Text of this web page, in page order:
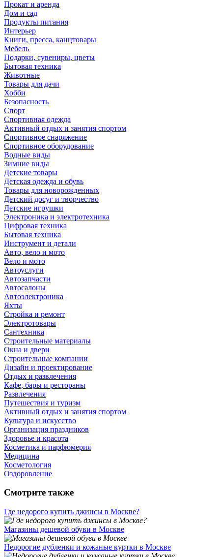
Прокат и аренда
Дом и сад
Продукты питания
Интерьер
Книги, пресса, канцтовары
Мебель
Подарки, сувениры, цветы
Бытовая техника
Животные
Товары для дачи
Хобби
Безопасность
Спорт
Спортивная одежда
Активный отдых и занятия спортом
Спортивное снаряжение
Спортивное оборудование
Водные виды
Зимние виды
Детские товары
Детская одежда и обувь
Товары для новорожденных
Детский досуг и творчество
Детские игрушки
Электроника и электротехника
Цифровая техника
Бытовая техника
Инструмент и детали
Авто, вело и мото
Вело и мото
Автоуслуги
Автозапчасти
Автосалоны
Автоэлектроника
Яхты
Стройка и ремонт
Электротовары
Сантехника
Строительные материалы
Окна и двери
Строительные компании
Дизайн и проектирование
Отдых и развлечения
Кафе, бары и рестораны
Развлечения
Путешествия и туризм
Активный отдых и занятия спортом
Культура и искусство
Организация праздников
Здоровье и красота
Косметика и парфюмерия
Медицина
Косметология
Оздоровление
Смотрите также
Где недорого купить джинсы в Москве?
Магазины дешевой обуви в Москве
Недорогие дубленки и кожаные куртки в Москве